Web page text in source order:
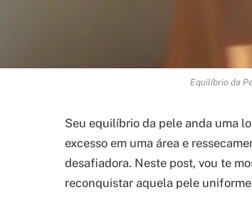
Equilíbrio da
Seu equilíbrio da pele anda uma
excesso em uma área e
desafiadora. Neste post, vou te
reconquistar aquela pele